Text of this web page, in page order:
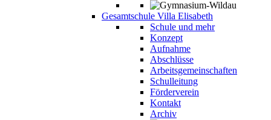
Gesamtschule Villa Elisabeth
Schule und mehr
Konzept
Aufnahme
Abschlüsse
Arbeitsgemeinschaften
Schulleitung
Förderverein
Kontakt
Archiv